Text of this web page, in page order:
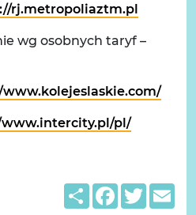
rj.metropoliaztm.pl
wg osobnych taryf –
pl/
ShareFacebook
Twitter